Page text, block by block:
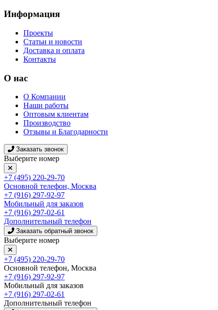
Информация
Проекты
Статьи и новости
Доставка и оплата
Контакты
О нас
О Компании
Наши работы
Оптовым клиентам
Производство
Отзывы и Благодарности
Заказать звонок
Выберите номер
+7 (495) 220-29-70
Основной телефон, Москва
+7 (916) 297-92-97
Мобильный для заказов
+7 (916) 297-02-61
Дополнительный телефон
Заказать обратный звонок
Выберите номер
+7 (495) 220-29-70
Основной телефон, Москва
+7 (916) 297-92-97
Мобильный для заказов
+7 (916) 297-02-61
Дополнительный телефон